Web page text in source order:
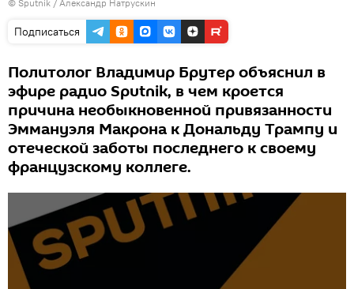
© Sputnik / Александр Натрускин
Подписаться
Политолог Владимир Брутер объяснил в
эфире радио Sputnik, в чем кроется
причина необыкновенной привязанности
Эммануэля Макрона к Дональду Трампу и
отеческой заботы последнего к своему
французскому коллеге.